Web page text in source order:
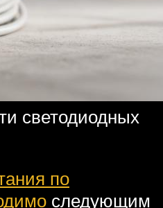
светодиодных
по
следующим